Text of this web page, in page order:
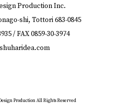
Production Inc.
shi, Tottori 683-0845
/ FAX0859-30-3974
Production All Rights Reserved